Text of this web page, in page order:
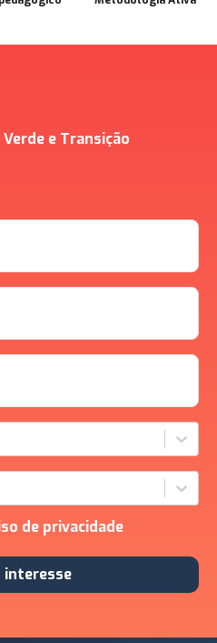
e Transição
de privacidade
interesse